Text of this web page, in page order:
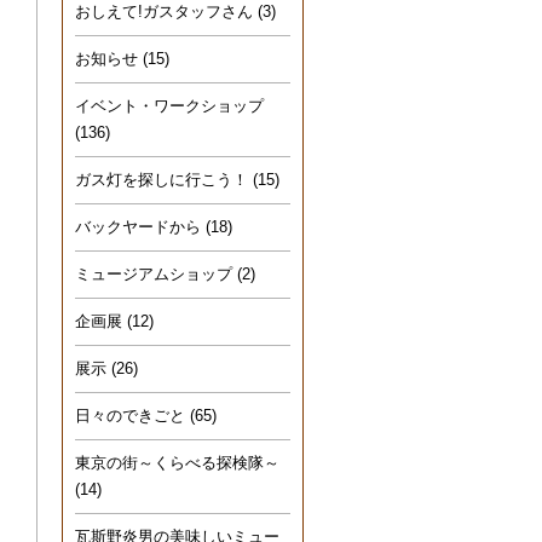
おしえて!ガスタッフさん (3)
お知らせ (15)
イベント・ワークショップ
(136)
ガス灯を探しに行こう！ (15)
バックヤードから (18)
ミュージアムショップ(2)
企画展 (12)
展示 (26)
日々のできごと (65)
東京の街～くらべる探検隊～
(14)
瓦斯野炎男の美味しいミュー